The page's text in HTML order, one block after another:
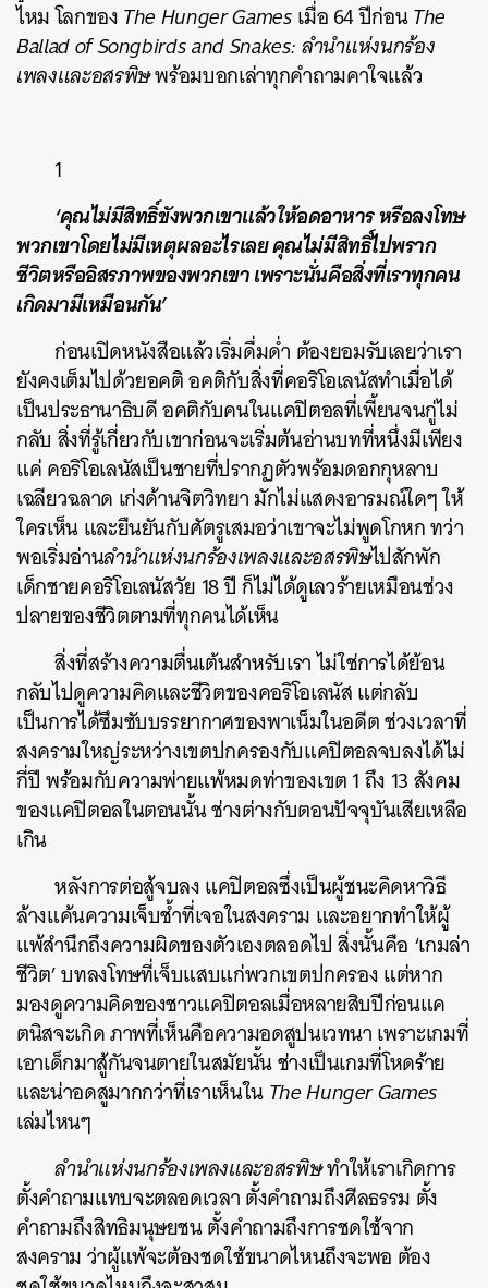
ไหม โลกของThe Hunger Gamesเมื่อ 64 ปีก่อนThe
Ballad of Songbirds and Snakes: ลำนำแห่งนกร้อง
เพลงและอสรพิษพร้อมบอกเล่าทุกคำถามคาใจแล้ว
1
‘คุณไม่มีสิทธิ์ขังพวกเขาแล้วให้อดอาหาร หรือลงโทษ
พวกเขาโดยไม่มีเหตุผลอะไรเลย คุณไม่มีสิทธิ์ไปพราก
ชีวิตหรืออิสรภาพของพวกเขา เพราะนั่นคือสิ่งที่เราทุกคน
เกิดมามีเหมือนกัน’
ก่อนเปิดหนังสือแล้วเริ่มดื่มด่ำ ต้องยอมรับเลยว่าเรา
ยังคงเต็มไปด้วยอคติ อคติกับสิ่งที่คอริโอเลนัสทำเมื่อได้
เป็นประธานาธิบดี อคติกับคนในแคปิตอลที่เพี้ยนจนกู่ไม่
กลับ สิ่งที่รู้เกี่ยวกับเขาก่อนจะเริ่มต้นอ่านบทที่หนึ่งมีเพียง
แค่ คอริโอเลนัสเป็นชายที่ปรากฏตัวพร้อมดอกกุหลาบ
เฉลียวฉลาด เก่งด้านจิตวิทยา มักไม่แสดงอารมณ์ใดๆ ให้
ใครเห็น และยืนยันกับศัตรูเสมอว่าเขาจะไม่พูดโกหก ทว่า
พอเริ่มอ่านลำนำแห่งนกร้องเพลงและอสรพิษไปสักพัก
เด็กชายคอริโอเลนัสวัย 18 ปี ก็ไม่ได้ดูเลวร้ายเหมือนช่วง
ปลายของชีวิตตามที่ทุกคนได้เห็น
สิ่งที่สร้างความตื่นเต้นสำหรับเรา ไม่ใช่การได้ย้อน
กลับไปดูความคิดและชีวิตของคอริโอเลนัส แต่กลับ
เป็นการได้ซึมซับบรรยากาศของพาเน็มในอดีต ช่วงเวลาที่
สงครามใหญ่ระหว่างเขตปกครองกับแคปิตอลจบลงได้ไม่
กี่ปี พร้อมกับความพ่ายแพ้หมดท่าของเขต 1 ถึง 13 สังคม
ของแคปิตอลในตอนนั้น ช่างต่างกับตอนปัจจุบันเสียเหลือ
เกิน
หลังการต่อสู้จบลง แคปิตอลซึ่งเป็นผู้ชนะคิดหาวิธี
ล้างแค้นความเจ็บช้ำที่เจอในสงคราม และอยากทำให้ผู้
แพ้สำนึกถึงความผิดของตัวเองตลอดไป สิ่งนั้นคือ ‘เกมล่า
ชีวิต’ บทลงโทษที่เจ็บแสบแก่พวกเขตปกครอง แต่หาก
มองดูความคิดของชาวแคปิตอลเมื่อหลายสิบปีก่อนแค
ตนิสจะเกิด ภาพที่เห็นคือความอดสูปนเวทนา เพราะเกมที่
เอาเด็กมาสู้กันจนตายในสมัยนั้น ช่างเป็นเกมที่โหดร้าย
และน่าอดสูมากกว่าที่เราเห็นในThe Hunger Games
เล่มไหนๆ
ลำนำแห่งนกร้องเพลงและอสรพิษทำให้เราเกิดการ
ตั้งคำถามแทบจะตลอดเวลา ตั้งคำถามถึงศีลธรรม ตั้ง
คำถามถึงสิทธิมนุษยชน ตั้งคำถามถึงการชดใช้จาก
สงคราม ว่าผู้แพ้จะต้องชดใช้ขนาดไหนถึงจะพอ ต้อง